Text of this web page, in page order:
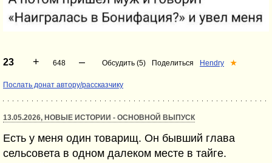
23 + 648 – Обсудить (5) Поделиться Hendry ★
Послать донат автору/рассказчику
13.05.2026, НОВЫЕ ИСТОРИИ - ОСНОВНОЙ ВЫПУСК
Есть у меня один товарищ. Он бывший глава
сельсовета в одном далеком месте в тайге.